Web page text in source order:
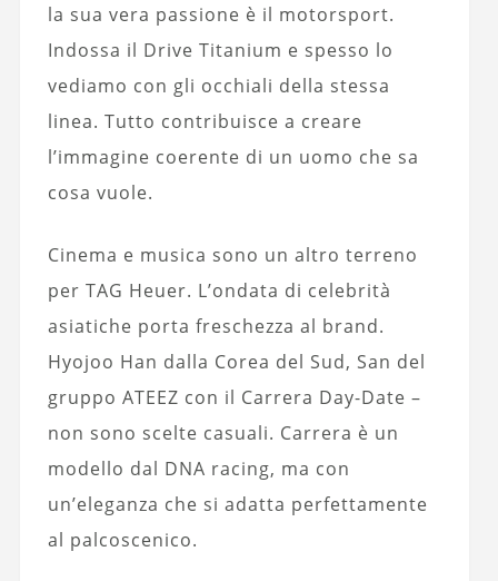
la sua vera passione è il motorsport.
Indossa il Drive Titanium e spesso lo
vediamo con gli occhiali della stessa
linea. Tutto contribuisce a creare
l’immagine coerente di un uomo che sa
cosa vuole.
Cinema e musica sono un altro terreno
per TAG Heuer. L’ondata di celebrità
asiatiche porta freschezza al brand.
Hyojoo Han dalla Corea del Sud, San del
gruppo ATEEZ con il Carrera Day-Date –
non sono scelte casuali. Carrera è un
modello dal DNA racing, ma con
un’eleganza che si adatta perfettamente
al palcoscenico.